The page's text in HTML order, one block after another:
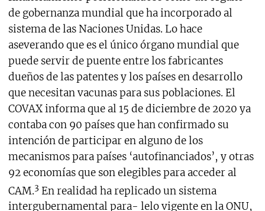
de gobernanza mundial que ha incorporado al
sistema de las Naciones Unidas. Lo hace
aseverando que es el único órgano mundial que
puede servir de puente entre los fabricantes
dueños de las patentes y los países en desarrollo
que necesitan vacunas para sus poblaciones. El
COVAX informa que al 15 de diciembre de 2020 ya
contaba con 90 países que han confirmado su
intención de participar en alguno de los
mecanismos para países ‘autofinanciados’, y otras
92 economías que son elegibles para acceder al
CAM.3 En realidad ha replicado un sistema
intergubernamental para- lelo vigente en la ONU,